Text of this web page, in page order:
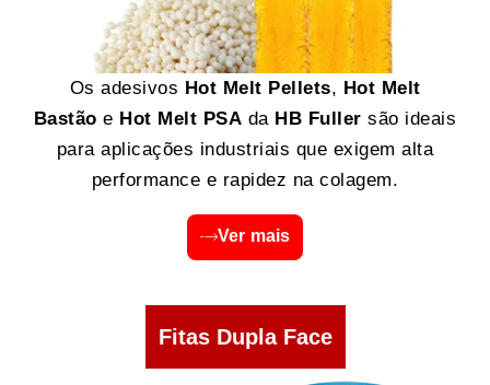
Os adesivos Hot Melt Pellets, Hot Melt
Bastão e Hot Melt PSA da HB Fuller são ideais
para aplicações industriais que exigem alta
performance e rapidez na colagem.
Ver mais
Fitas Dupla Face